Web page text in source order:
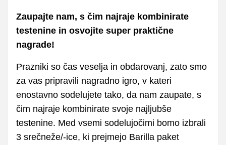
Zaupajte nam, s čim najraje kombinirate
testenine in osvojite super praktične
nagrade!
Prazniki so čas veselja in obdarovanj, zato smo
za vas pripravili nagradno igro, v kateri
enostavno sodelujete tako, da nam zaupate, s
čim najraje kombinirate svoje najljubše
testenine. Med vsemi sodelujočimi bomo izbrali
3 srečneže/-ice, ki prejmejo Barilla paket